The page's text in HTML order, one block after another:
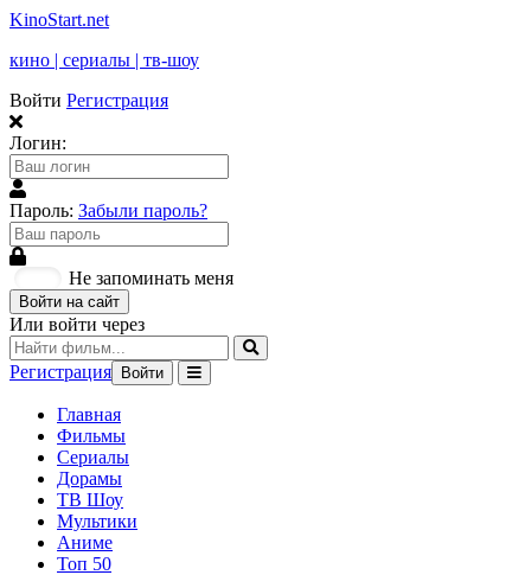
KinoStart.net
кино | сериалы | тв-шоу
Войти Регистрация
Логин:
Пароль: Забыли пароль?
Не запоминать меня
Войти на сайт
Или войти через
Регистрация Войти
Главная
Фильмы
Сериалы
Дорамы
ТВ Шоу
Мультики
Аниме
Топ 50